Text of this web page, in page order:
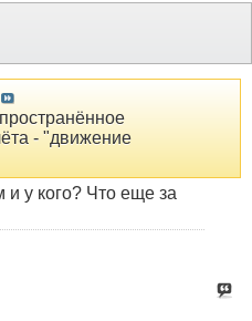
- "движение
и у кого? Что еще за